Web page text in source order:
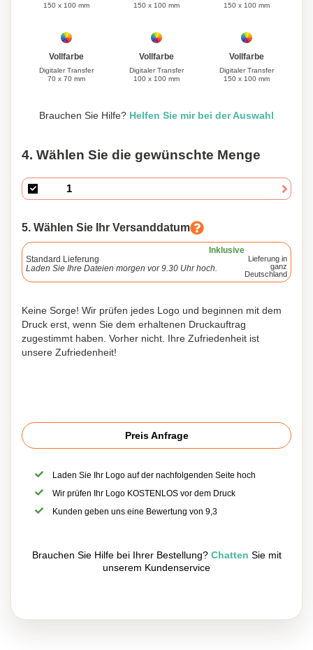
150 x 100 mm
150 x 100 mm
150 x 100 mm
Vollfarbe
Digitaler Transfer
70 x 70 mm
Vollfarbe
Digitaler Transfer
100 x 100 mm
Vollfarbe
Digitaler Transfer
150 x 100 mm
Brauchen Sie Hilfe? Helfen Sie mir bei der Auswahl
4. Wählen Sie die gewünschte Menge
5. Wählen Sie Ihr Versanddatum
Inklusive
Standard Lieferung
Laden Sie Ihre Dateien morgen vor 9.30 Uhr hoch.
Lieferung in
ganz
Deutschland
Keine Sorge! Wir prüfen jedes Logo und beginnen mit dem
Druck erst, wenn Sie dem erhaltenen Druckauftrag
zugestimmt haben. Vorher nicht. Ihre Zufriedenheit ist
unsere Zufriedenheit!
Preis Anfrage
Laden Sie Ihr Logo auf der nachfolgenden Seite hoch
Wir prüfen Ihr Logo KOSTENLOS vor dem Druck
Kunden geben uns eine Bewertung von 9,3
Brauchen Sie Hilfe bei Ihrer Bestellung? Chatten Sie mit
unserem Kundenservice